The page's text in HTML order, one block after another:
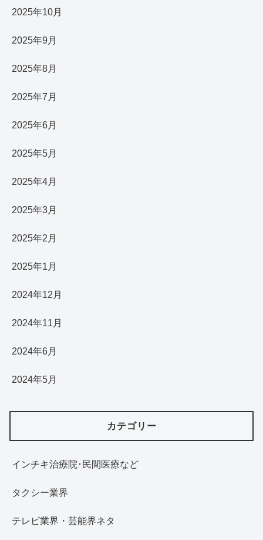
2025年10月
2025年9月
2025年8月
2025年7月
2025年6月
2025年5月
2025年4月
2025年3月
2025年2月
2025年1月
2024年12月
2024年11月
2024年6月
2024年5月
カテゴリー
インチキ治療院･民間医療など
タクシー業界
テレビ業界・芸能界ネタ